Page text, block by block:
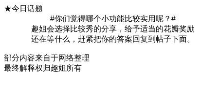
★今日话题
#你们觉得哪个小功能比较实用呢？#
趣姐会选择比较秀的分享，给予适当的花瓣奖励
还在等什么，赶紧把你的答案回复到帖子下面。
部分内容来自于网络整理
最终解释权归趣姐所有